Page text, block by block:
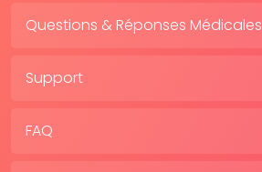
Questions & Réponses Médicales
Support
FAQ